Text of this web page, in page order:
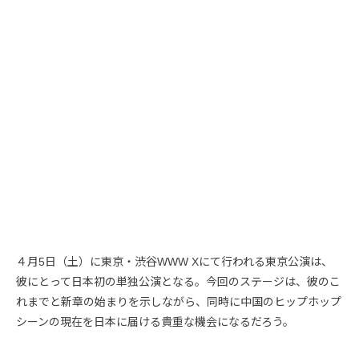
４月5日（土）に東京・渋谷WWW Xにて行われる東京公演は、
彼にとって日本初の単独公演となる。今回のステージは、彼のこ
れまでと新章の始まりを示しながら、同時に中国のヒップホップ
シーンの現在を日本に届ける貴重な機会になるだろう。